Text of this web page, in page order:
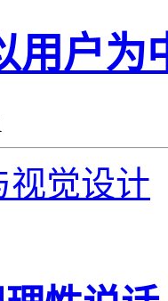
用户为
视觉设计